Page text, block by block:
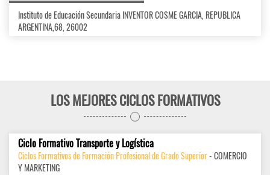
Instituto de Educación Secundaria INVENTOR COSME GARCIA, REPUBLICA
ARGENTINA,68, 26002
LOS MEJORES CICLOS FORMATIVOS
Ciclo Formativo Transporte y Logística
Ciclos Formativos de Formación Profesional de Grado Superior- COMERCIO
Y MARKETING